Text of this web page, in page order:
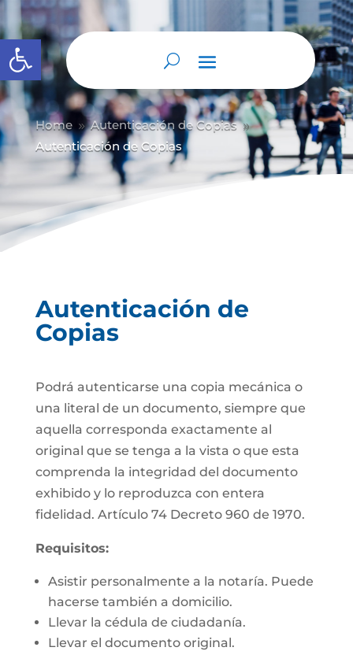
Abrir barra de herramientas
Home 9 Autenticación de Copias 9
Autenticación de Copias
Autenticación de
Copias
Podrá autenticarse una copia mecánica o
una literal de un documento, siempre que
aquella corresponda exactamente al
original que se tenga a la vista o que esta
comprenda la integridad del documento
exhibido y lo reproduzca con entera
fidelidad. Artículo 74 Decreto 960 de 1970.
Requisitos:
Asistir personalmente a la notaría. Puede
hacerse también a domicilio.
Llevar la cédula de ciudadanía.
Llevar el documento original.